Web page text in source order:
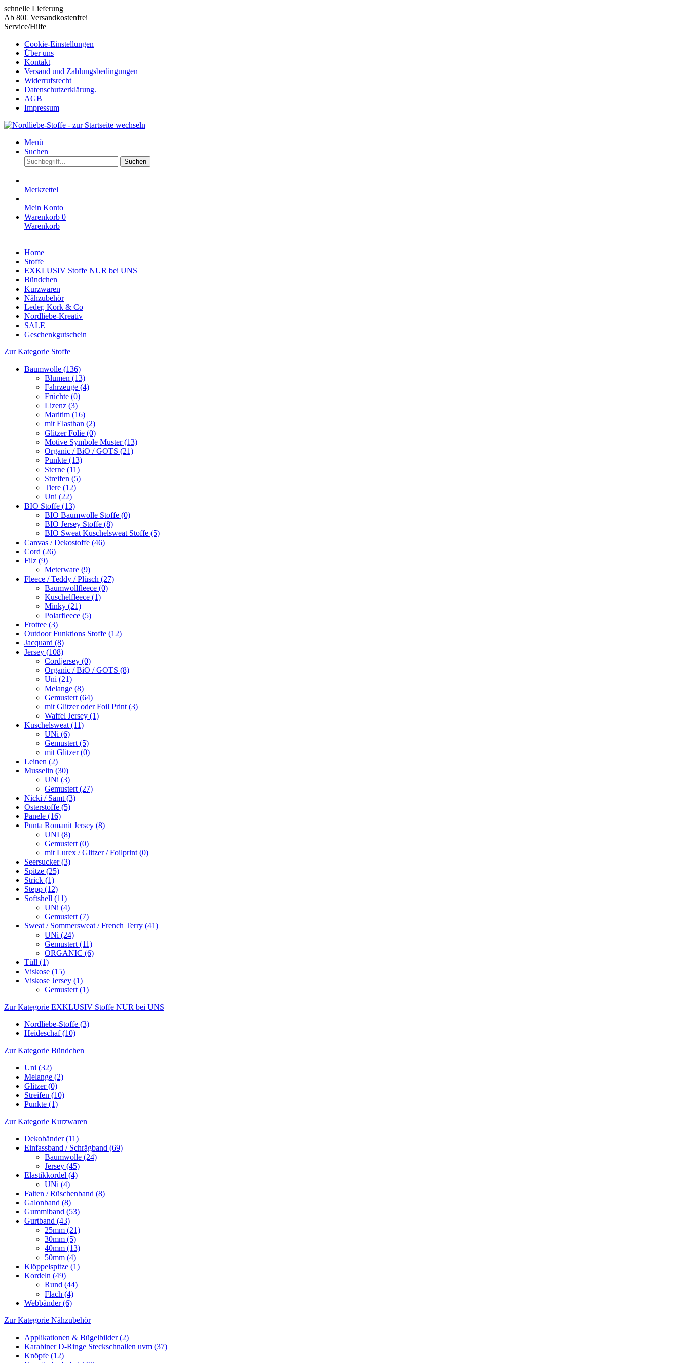
schnelle Lieferung
Ab 80€ Versandkostenfrei
Service/Hilfe
Cookie-Einstellungen
Über uns
Kontakt
Versand und Zahlungsbedingungen
Widerrufsrecht
Datenschutzerklärung.
AGB
Impressum
Menü
Suchen
Suchen
Merkzettel
Mein Konto
Warenkorb 0
Warenkorb
Home
Stoffe
EXKLUSIV Stoffe NUR bei UNS
Bündchen
Kurzwaren
Nähzubehör
Leder, Kork & Co
Nordliebe-Kreativ
SALE
Geschenkgutschein
Zur Kategorie Stoffe
Baumwolle (136)
Blumen (13)
Fahrzeuge (4)
Früchte (0)
Lizenz (3)
Maritim (16)
mit Elasthan (2)
Glitzer Folie (0)
Motive Symbole Muster (13)
Organic / BiO / GOTS (21)
Punkte (13)
Sterne (11)
Streifen (5)
Tiere (12)
Uni (22)
BIO Stoffe (13)
BIO Baumwolle Stoffe (0)
BIO Jersey Stoffe (8)
BIO Sweat Kuschelsweat Stoffe (5)
Canvas / Dekostoffe (46)
Cord (26)
Filz (9)
Meterware (9)
Fleece / Teddy / Plüsch (27)
Baumwollfleece (0)
Kuschelfleece (1)
Minky (21)
Polarfleece (5)
Frottee (3)
Outdoor Funktions Stoffe (12)
Jacquard (8)
Jersey (108)
Cordjersey (0)
Organic / BiO / GOTS (8)
Uni (21)
Melange (8)
Gemustert (64)
mit Glitzer oder Foil Print (3)
Waffel Jersey (1)
Kuschelsweat (11)
UNi (6)
Gemustert (5)
mit Glitzer (0)
Leinen (2)
Musselin (30)
UNi (3)
Gemustert (27)
Nicki / Samt (3)
Osterstoffe (5)
Panele (16)
Punta Romanit Jersey (8)
UNI (8)
Gemustert (0)
mit Lurex / Glitzer / Foilprint (0)
Seersucker (3)
Spitze (25)
Strick (1)
Stepp (12)
Softshell (11)
UNi (4)
Gemustert (7)
Sweat / Sommersweat / French Terry (41)
UNi (24)
Gemustert (11)
ORGANIC (6)
Tüll (1)
Viskose (15)
Viskose Jersey (1)
Gemustert (1)
Zur Kategorie EXKLUSIV Stoffe NUR bei UNS
Nordliebe-Stoffe (3)
Heideschaf (10)
Zur Kategorie Bündchen
Uni (32)
Melange (2)
Glitzer (0)
Streifen (10)
Punkte (1)
Zur Kategorie Kurzwaren
Dekobänder (11)
Einfassband / Schrägband (69)
Baumwolle (24)
Jersey (45)
Elastikkordel (4)
UNi (4)
Falten / Rüschenband (8)
Galonband (8)
Gummiband (53)
Gurtband (43)
25mm (21)
30mm (5)
40mm (13)
50mm (4)
Klöppelspitze (1)
Kordeln (49)
Rund (44)
Flach (4)
Webbänder (6)
Zur Kategorie Nähzubehör
Applikationen & Bügelbilder (2)
Karabiner D-Ringe Steckschnallen uvm (37)
Knöpfe (12)